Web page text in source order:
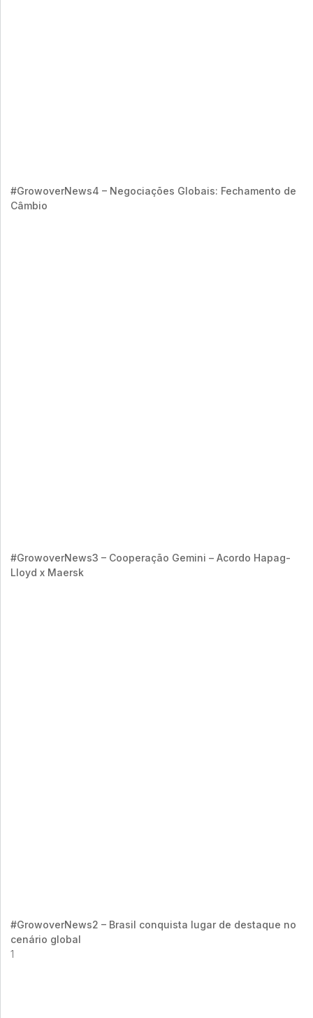
#GrowoverNews4 – Negociações Globais: Fechamento de
Câmbio
#GrowoverNews3 – Cooperação Gemini – Acordo Hapag-
Lloyd x Maersk
#GrowoverNews2 – Brasil conquista lugar de destaque no
cenário global